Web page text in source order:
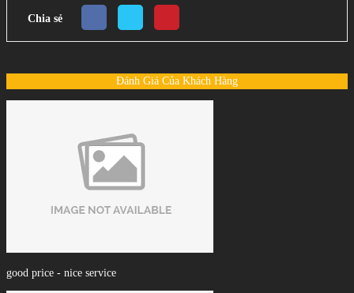
Chia sẻ
Đánh Giá Của Khách Hàng
good price - nice service